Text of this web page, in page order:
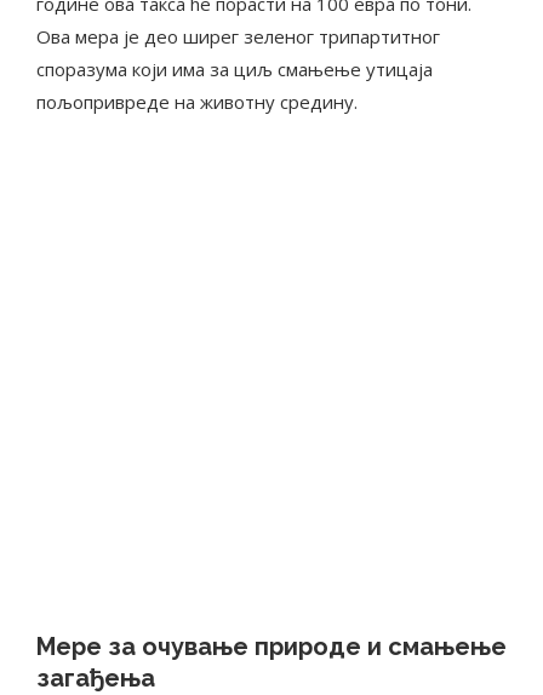
Ова мера је део ширег зеленог трипартитног
споразума који има за циљ смањење утицаја
пољопривреде на животну средину.
Мере за очување природе и смањење
загађења